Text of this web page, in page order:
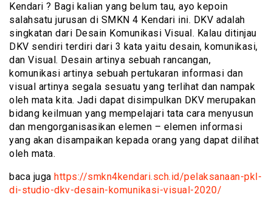
Kendari ? Bagi kalian yang belum tau, ayo kepoin
salahsatu jurusan di SMKN 4 Kendari ini. DKV adalah
singkatan dari Desain Komunikasi Visual. Kalau ditinjau
DKV sendiri terdiri dari 3 kata yaitu desain, komunikasi,
dan Visual. Desain artinya sebuah rancangan,
komunikasi artinya sebuah pertukaran informasi dan
visual artinya segala sesuatu yang terlihat dan nampak
oleh mata kita. Jadi dapat disimpulkan DKV merupakan
bidang keilmuan yang mempelajari tata cara menyusun
dan mengorganisasikan elemen – elemen informasi
yang akan disampaikan kepada orang yang dapat dilihat
oleh mata.
baca juga https://smkn4kendari.sch.id/pelaksanaan-pkl-
di-studio-dkv-desain-komunikasi-visual-2020/